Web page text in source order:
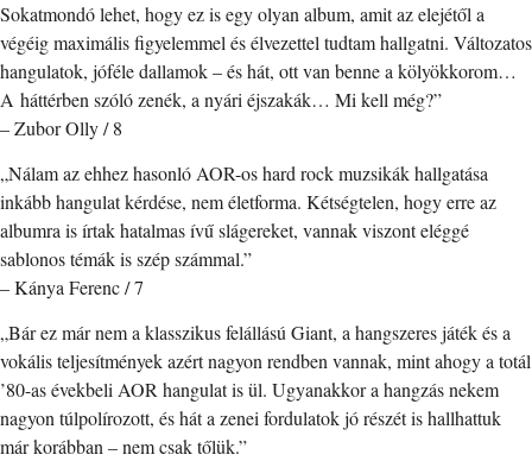
Sokatmondó lehet, hogy ez is egy olyan album, amit az elejétől a
végéig maximális figyelemmel és élvezettel tudtam hallgatni. Változatos
hangulatok, jóféle dallamok – és hát, ott van benne a kölyökkorom…
A háttérben szóló zenék, a nyári éjszakák… Mi kell még?”
– Zubor Olly / 8
„Nálam az ehhez hasonló AOR-os hard rock muzsikák hallgatása
inkább hangulat kérdése, nem életforma. Kétségtelen, hogy erre az
albumra is írtak hatalmas ívű slágereket, vannak viszont eléggé
sablonos témák is szép számmal.”
– Kánya Ferenc / 7
„Bár ez már nem a klasszikus felállású Giant, a hangszeres játék és a
vokális teljesítmények azért nagyon rendben vannak, mint ahogy a totál
’80-as évekbeli AOR hangulat is ül. Ugyanakkor a hangzás nekem
nagyon túlpolírozott, és hát a zenei fordulatok jó részét is hallhattuk
már korábban – nem csak tőlük.”